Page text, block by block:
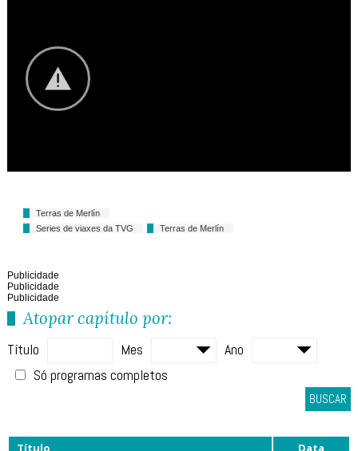
Terras de Merlín
Series de viaxes da TVG
Terras de Merlín
Publicidade
Publicidade
Publicidade
Atopar capítulo por:
Título Mes
Ano
Só programas completos
BUSCAR
Título Data